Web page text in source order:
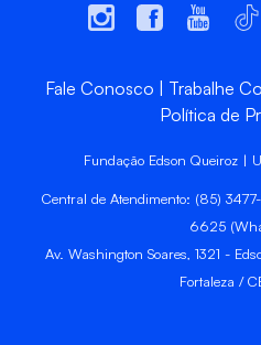
Fale Conosco Trabalhe
Política de
Fundação Edson Queiroz |
Central de Atendimento: (85)
6625
Av. Washington Soares, 1321 -
Fortaleza /